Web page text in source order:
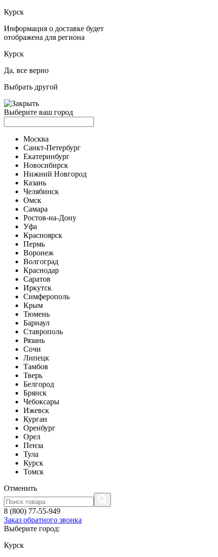
Курск
Информация о доставке будет
отображена для региона
Курск
Да, все верно
Выбрать другой
Выберите ваш город
Москва
Санкт-Петербург
Екатеринбург
Новосибирск
Нижний Новгород
Казань
Челябинск
Омск
Самара
Ростов-на-Дону
Уфа
Красноярск
Пермь
Воронеж
Волгоград
Краснодар
Саратов
Иркутск
Симферополь
Крым
Тюмень
Барнаул
Ставрополь
Рязань
Сочи
Липецк
Тамбов
Тверь
Белгород
Брянск
Чебоксары
Ижевск
Курган
Оренбург
Орел
Пенза
Тула
Курск
Томск
Отменить
8 (800) 77-55-949
Заказ обратного звонка
Выберите город:
Курск